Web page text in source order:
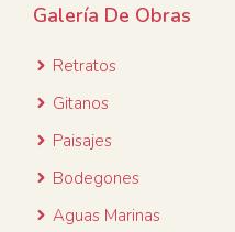
Galería De Obras
Retratos
Gitanos
Paisajes
Bodegones
Aguas Marinas